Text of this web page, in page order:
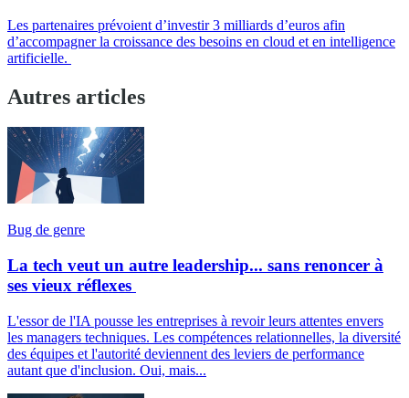
Les partenaires prévoient d’investir 3 milliards d’euros afin
d’accompagner la croissance des besoins en cloud et en intelligence
artificielle.
Autres articles
Bug de genre
La tech veut un autre leadership... sans renoncer à
ses vieux réflexes
L'essor de l'IA pousse les entreprises à revoir leurs attentes envers
les managers techniques. Les compétences relationnelles, la diversité
des équipes et l'autorité deviennent des leviers de performance
autant que d'inclusion. Oui, mais...